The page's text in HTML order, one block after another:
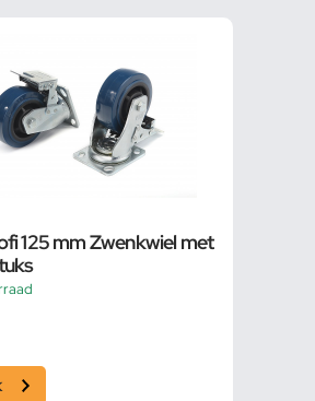
125 mm Zwenkwiel met